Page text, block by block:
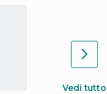
Vedi tutto